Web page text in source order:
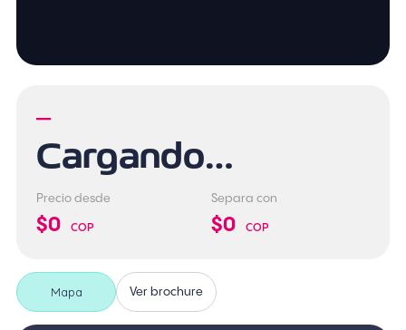
—
Cargando…
Precio desde
$0 COP
Separa con
$0 COP
Mapa Ver brochure